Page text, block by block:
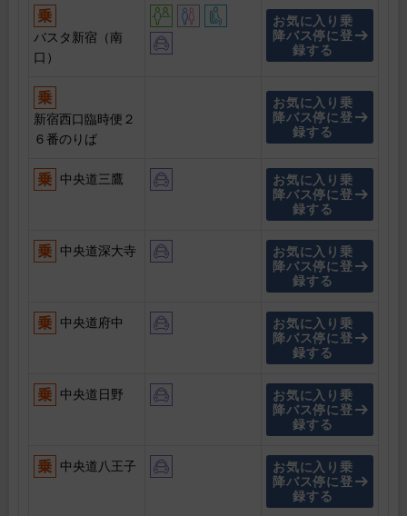
バスタ新宿（南
口）
お気に入り乗
降バス停に登
録する
新宿西口臨時便２
６番のりば
お気に入り乗
降バス停に登
録する
中央道三鷹
お気に入り乗
降バス停に登
録する
中央道深大寺
お気に入り乗
降バス停に登
録する
中央道府中
お気に入り乗
降バス停に登
録する
中央道日野
お気に入り乗
降バス停に登
録する
中央道八王子
お気に入り乗
降バス停に登
録する